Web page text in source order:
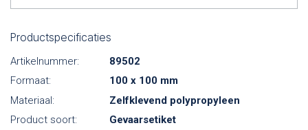
Productspecificaties
Artikelnummer:
89502
Formaat:
100 x 100 mm
Materiaal:
Zelfklevend polypropyleen
Product soort:
Gevaarsetiket